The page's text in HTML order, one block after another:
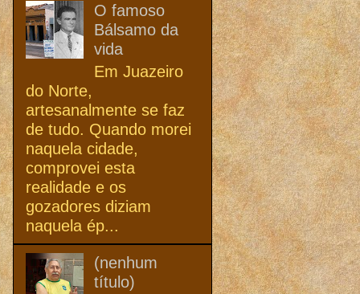
O famoso
Bálsamo da
vida
Em Juazeiro
do Norte,
artesanalmente se faz
de tudo. Quando morei
naquela cidade,
comprovei esta
realidade e os
gozadores diziam
naquela ép...
(nenhum
título)